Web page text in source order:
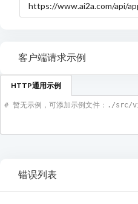
客户端请求示例
HTTP通用示例
# 暂无示例，可添加示例文件：./
错误列表